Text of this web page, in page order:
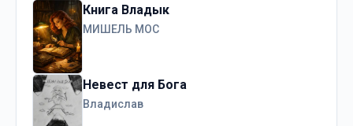
Книга Владык
МИШЕЛЬ МОС
Невест для Бога
Владислав